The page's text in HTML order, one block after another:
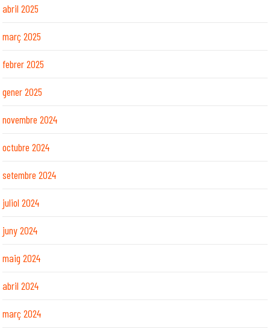
abril 2025
març 2025
febrer 2025
gener 2025
novembre 2024
octubre 2024
setembre 2024
juliol 2024
juny 2024
maig 2024
abril 2024
març 2024